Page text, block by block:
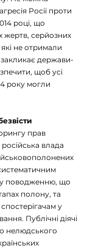
Росії проти
році, що
жертв, серйозних
не отримали
держави-
щоб усі
року могли
прав
влада
поводженню, що
полону, та
у
Публічні діячі
нелюдського